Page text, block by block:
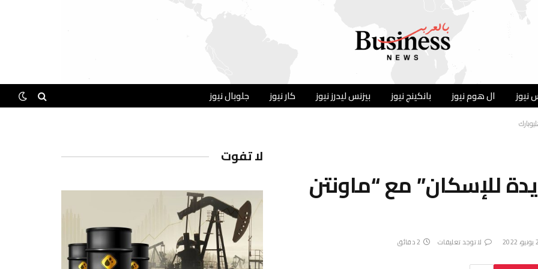
نيوز ال هوم نيوز بانكينج نيوز بيزنس ليدرز نيوز كار نيوز جلوبال نيوز
للإسكان” مع “ماونتن
لا توجد تعليقات 2 دقائق
لا تفوت